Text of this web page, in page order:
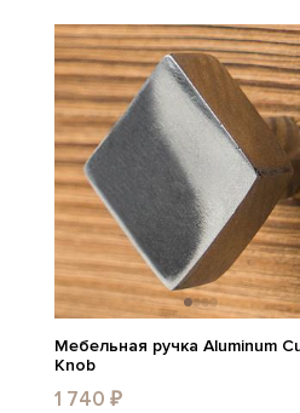
Мебельная ручка Aluminum
Knob
1 740 ₽